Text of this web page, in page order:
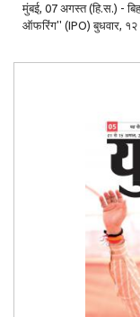
मुंबई, 07 अगस्त (हि.स.) -
ऑफरिंग'' (IPO) बुधवार, १२